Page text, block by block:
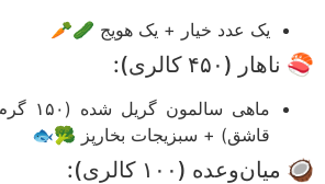
یک عدد خیار + یک هویج 🥒🥕
(۴۵۰ کالری):
قاشق) + سبزیجات بخارپز 🥦🐟
(۱۰۰ کالری):